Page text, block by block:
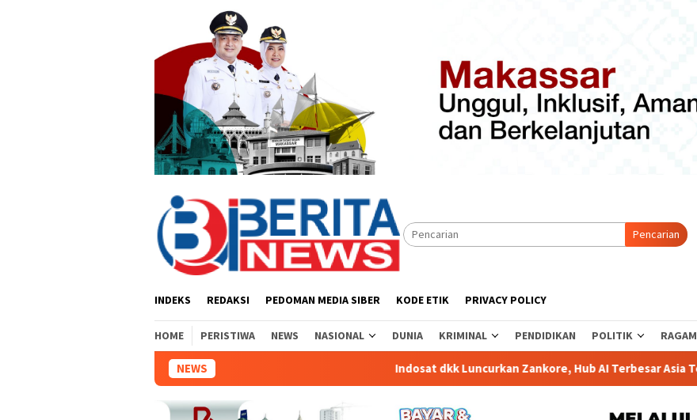
Pencarian
INDEKS REDAKSI PEDOMAN MEDIA SIBER KODE ETIK PRIVACY POLICY
HOME PERISTIWA NEWS NASIONAL DUNIA KRIMINAL PENDIDIKAN POLITIK RAGAM
NEWS Indosat dkk Luncurkan Zankore, Hub AI Terbesar Asia Tenggara